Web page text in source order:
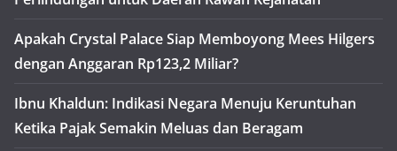
Apakah Crystal Palace Siap Memboyong Mees Hilgers
dengan Anggaran Rp123,2 Miliar?
Ibnu Khaldun: Indikasi Negara Menuju Keruntuhan
Ketika Pajak Semakin Meluas dan Beragam